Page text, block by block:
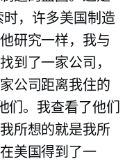
，许多美国制造
研究一样，我与
到了一家公司，
公司距离我住的
们。我查看了他们
所想的就是我所
美国得到了一